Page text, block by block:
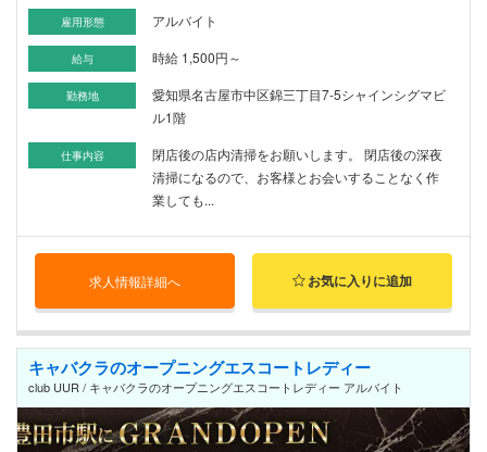
雇用形態 アルバイト
給与 時給 1,500円～
勤務地
愛知県名古屋市中区錦三丁目7-5シャインシグマビ
ル1階
仕事内容
閉店後の店内清掃をお願いします。 閉店後の深夜
清掃になるので、お客様とお会いすることなく作
業しても...
求人情報詳細へ お気に入りに追加
キャバクラのオープニングエスコートレディー
club UUR / キャバクラのオープニングエスコートレディー アルバイト